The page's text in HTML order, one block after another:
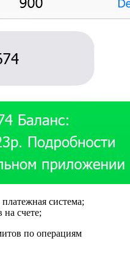
система;
на счете;
по операциям